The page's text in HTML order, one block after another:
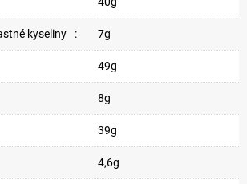
kyseliny : 7g
49g
8g
39g
4,6g